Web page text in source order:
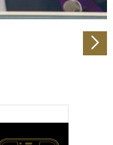
möglicherweise mit
Nutzung der Dienste